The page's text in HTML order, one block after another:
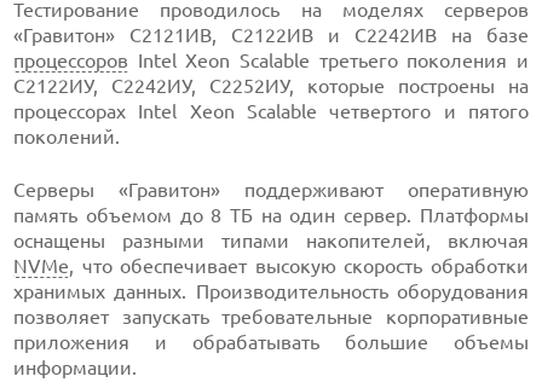
Тестирование проводилось на моделях серверов
«Гравитон» С2121ИВ, С2122ИВ и С2242ИВ на базе
процессоров Intel Xeon Scalable третьего поколения и
С2122ИУ, С2242ИУ, С2252ИУ, которые построены на
процессорах Intel Xeon Scalable четвертого и пятого
поколений.
Серверы «Гравитон» поддерживают оперативную
память объемом до 8 ТБ на один сервер. Платформы
оснащены разными типами накопителей, включая
NVMe, что обеспечивает высокую скорость обработки
хранимых данных. Производительность оборудования
позволяет запускать требовательные корпоративные
приложения и обрабатывать большие объемы
информации.